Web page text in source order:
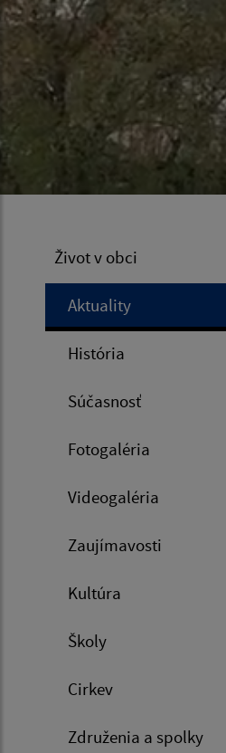
Život v obci
Aktuality
História
Súčasnosť
Fotogaléria
Videogaléria
Zaujímavosti
Kultúra
Školy
Cirkev
Združenia a spolky